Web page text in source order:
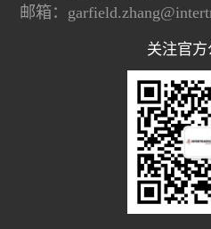
邮箱：
关注官方